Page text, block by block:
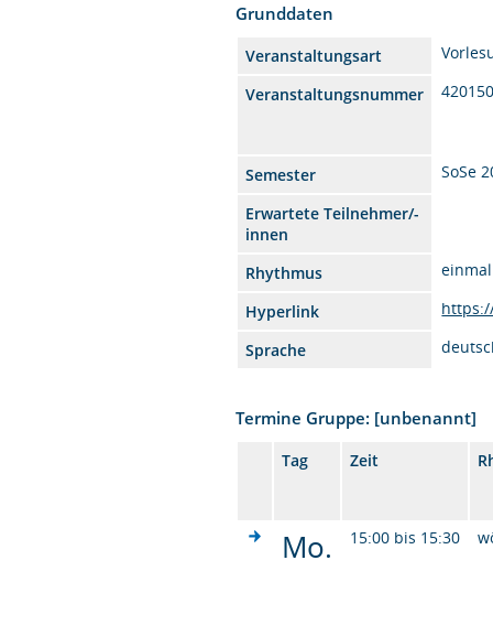
Grunddaten
Veranstaltungsart
Veranstaltungsnummer
Semester
SoSe
Erwartete Teilnehmer/-
innen
Rhythmus
Hyperlink
Sprache
Termine Gruppe: [unbenannt]
Tag Zeit
Mo. 15:00 bis 15:30